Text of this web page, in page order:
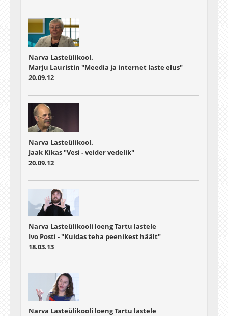
Narva Lasteülikool.
Marju Lauristin "Meedia ja internet laste elus"
20.09.12
Narva Lasteülikool.
Jaak Kikas "Vesi - veider vedelik"
20.09.12
Narva Lasteülikooli loeng Tartu lastele
Ivo Posti - "Kuidas teha peenikest häält"
18.03.13
Narva Lasteülikooli loeng Tartu lastele